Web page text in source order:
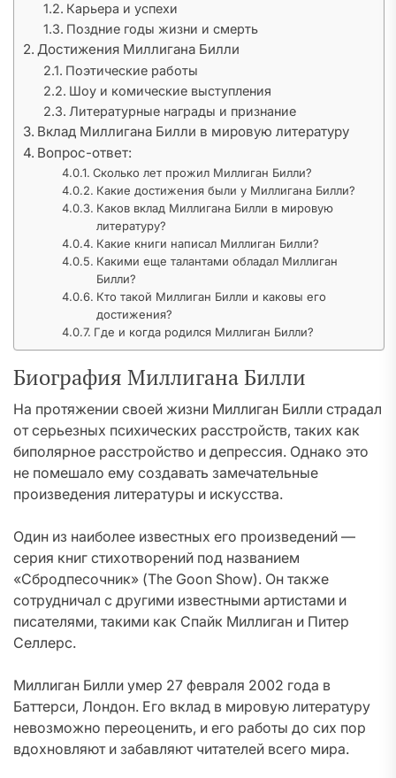
Карьера и успехи
Поздние годы жизни и смерть
Достижения Миллигана Билли
Поэтические работы
Шоу и комические выступления
Литературные награды и признание
Вклад Миллигана Билли в мировую литературу
Вопрос-ответ:
Сколько лет прожил Миллиган Билли?
Какие достижения были у Миллигана Билли?
Каков вклад Миллигана Билли в мировую
литературу?
Какие книги написал Миллиган Билли?
Какими еще талантами обладал Миллиган
Билли?
Кто такой Миллиган Билли и каковы его
достижения?
Где и когда родился Миллиган Билли?
Биография Миллигана Билли
На протяжении своей жизни Миллиган Билли страдал
от серьезных психических расстройств, таких как
биполярное расстройство и депрессия. Однако это
не помешало ему создавать замечательные
произведения литературы и искусства.
Один из наиболее известных его произведений —
серия книг стихотворений под названием
«Сбродпесочник» (The Goon Show). Он также
сотрудничал с другими известными артистами и
писателями, такими как Спайк Миллиган и Питер
Селлерс.
Миллиган Билли умер 27 февраля 2002 года в
Баттерси, Лондон. Его вклад в мировую литературу
невозможно переоценить, и его работы до сих пор
вдохновляют и забавляют читателей всего мира.